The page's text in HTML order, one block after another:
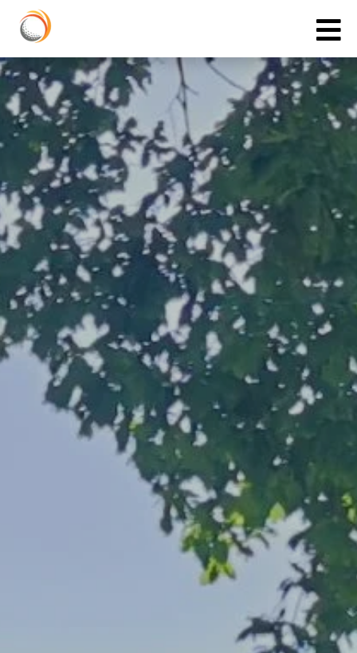
Cookies management panel